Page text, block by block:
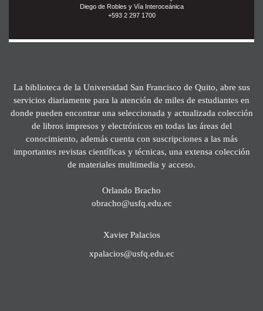
Diego de Robles y Vía Interoceánica
+593 2 297 1700
La biblioteca de la Universidad San Francisco de Quito, abre sus
servicios diariamente para la atención de miles de estudiantes en
donde pueden encontrar una seleccionada y actualizada colección
de libros impresos y electrónicos en todas las áreas del
conocimiento, además cuenta con suscripciones a las más
importantes revistas científicas y técnicas, una extensa colección
de materiales multimedia y acceso.
Orlando Bracho
obracho@usfq.edu.ec
Xavier Palacios
xpalacios@usfq.edu.ec